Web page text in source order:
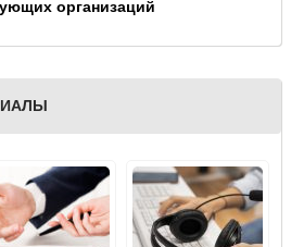
организаций